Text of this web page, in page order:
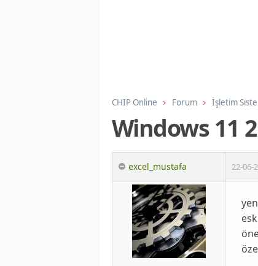
CHIP Online Forum İşletim
Windows 11
excel_mustafa 22-06-